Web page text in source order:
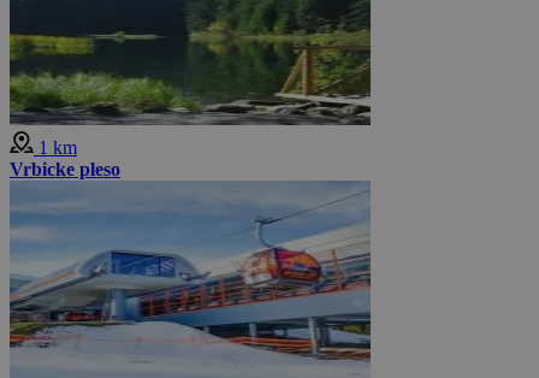
1 km
Vrbicke pleso